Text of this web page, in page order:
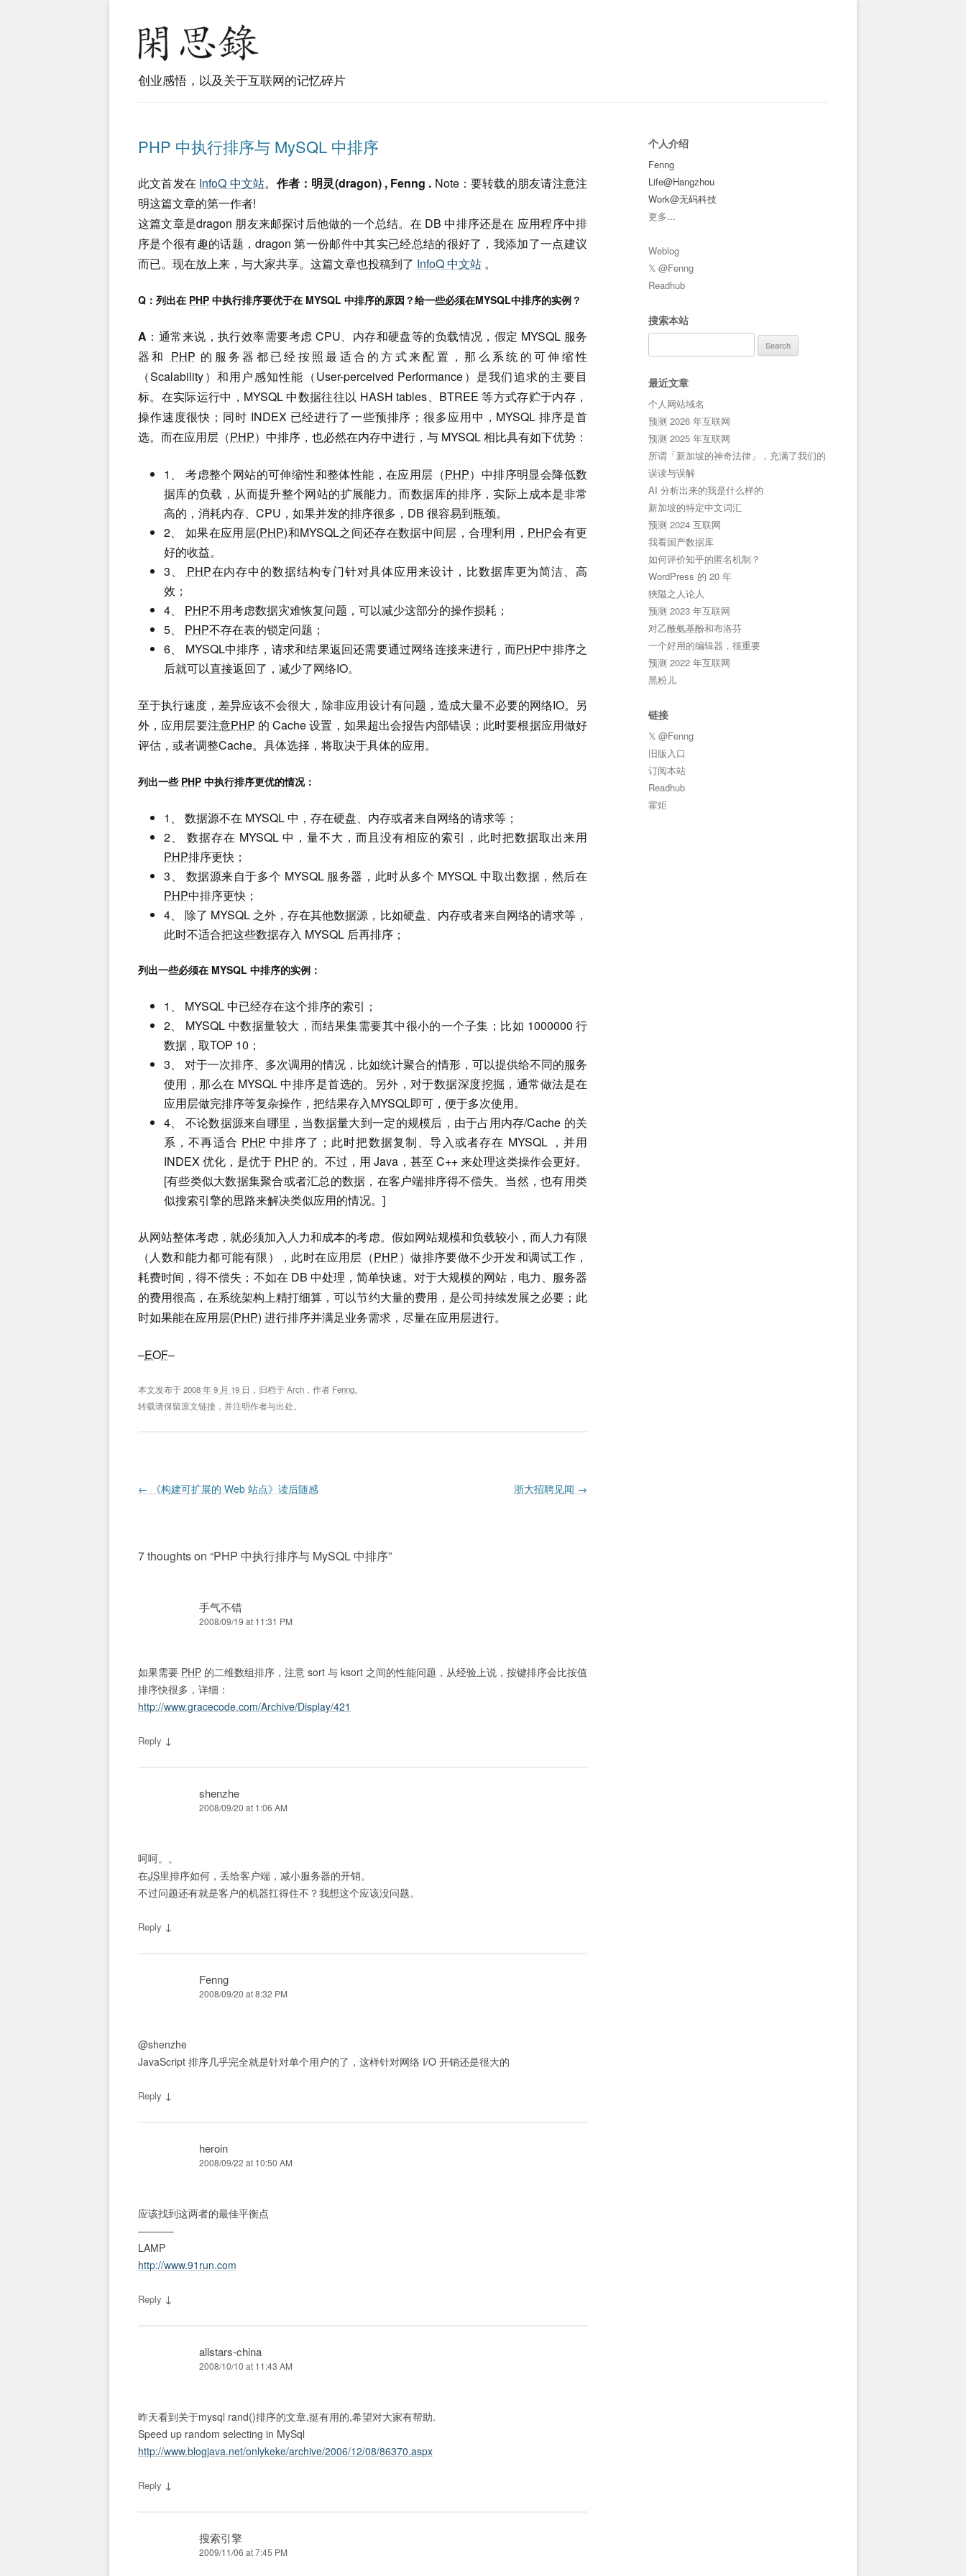
创业感悟，以及关于互联网的记忆碎片
PHP 中执行排序与 MySQL 中排序
此文首发在 InfoQ 中文站。 作者：明灵(dragon) , Fenng . Note：要转载的朋友请注意注
明这篇文章的第一作者!
这篇文章是dragon 朋友来邮探讨后他做的一个总结。在 DB 中排序还是在 应用程序中排
序是个很有趣的话题，dragon 第一份邮件中其实已经总结的很好了，我添加了一点建议
而已。现在放上来，与大家共享。这篇文章也投稿到了 InfoQ 中文站 。
Q：列出在 PHP 中执行排序要优于在 MYSQL 中排序的原因？给一些必须在MYSQL中排序的实例？
A ：通常来说，执行效率需要考虑 CPU、内存和硬盘等的负载情况，假定 MYSQL 服务
器和 PHP 的服务器都已经按照最适合的方式来配置，那么系统的可伸缩性
（Scalability）和用户感知性能（User-perceived Performance）是我们追求的主要目
标。在实际运行中，MYSQL 中数据往往以 HASH tables、BTREE 等方式存贮于内存，
操作速度很快；同时 INDEX 已经进行了一些预排序；很多应用中，MYSQL 排序是首
选。而在应用层（PHP）中排序，也必然在内存中进行，与 MYSQL 相比具有如下优势：
1、 考虑整个网站的可伸缩性和整体性能，在应用层（PHP）中排序明显会降低数
据库的负载，从而提升整个网站的扩展能力。而数据库的排序，实际上成本是非常
高的，消耗内存、CPU，如果并发的排序很多，DB 很容易到瓶颈。
2、 如果在应用层(PHP)和MYSQL之间还存在数据中间层，合理利用， PHP会有更
好的收益。
3、 PHP在内存中的数据结构专门针对具体应用来设计，比数据库更为简洁、高
效；
4、 PHP不用考虑数据灾难恢复问题，可以减少这部分的操作损耗；
5、 PHP不存在表的锁定问题；
6、 MYSQL中排序，请求和结果返回还需要通过网络连接来进行，而PHP中排序之
后就可以直接返回了，减少了网络IO。
至于执行速度，差异应该不会很大，除非应用设计有问题，造成大量不必要的网络IO。另
外，应用层要注意PHP 的 Cache 设置，如果超出会报告内部错误；此时要根据应用做好
评估，或者调整Cache。具体选择，将取决于具体的应用。
列出一些 PHP 中执行排序更优的情况：
1、 数据源不在 MYSQL 中，存在硬盘、内存或者来自网络的请求等；
2、 数据存在 MYSQL 中，量不大，而且没有相应的索引，此时把数据取出来用
PHP排序更快；
3、 数据源来自于多个 MYSQL 服务器，此时从多个 MYSQL 中取出数据，然后在
PHP中排序更快；
4、 除了 MYSQL 之外，存在其他数据源，比如硬盘、内存或者来自网络的请求等，
此时不适合把这些数据存入 MYSQL 后再排序；
列出一些必须在 MYSQL 中排序的实例：
1、 MYSQL 中已经存在这个排序的索引；
2、 MYSQL 中数据量较大，而结果集需要其中很小的一个子集；比如 1000000 行
数据，取TOP 10；
3、 对于一次排序、多次调用的情况，比如统计聚合的情形，可以提供给不同的服务
使用，那么在 MYSQL 中排序是首选的。另外，对于数据深度挖掘，通常做法是在
应用层做完排序等复杂操作，把结果存入MYSQL即可，便于多次使用。
4、 不论数据源来自哪里，当数据量大到一定的规模后，由于占用内存/Cache 的关
系，不再适合 PHP 中排序了；此时把数据复制、导入或者存在 MYSQL ，并用
INDEX 优化，是优于 PHP 的。不过，用 Java，甚至 C++ 来处理这类操作会更好。
[有些类似大数据集聚合或者汇总的数据，在客户端排序得不偿失。当然，也有用类
似搜索引擎的思路来解决类似应用的情况。]
从网站整体考虑，就必须加入人力和成本的考虑。假如网站规模和负载较小，而人力有限
（人数和能力都可能有限），此时在应用层（PHP）做排序要做不少开发和调试工作，
耗费时间，得不偿失；不如在 DB 中处理，简单快速。对于大规模的网站，电力、服务器
的费用很高，在系统架构上精打细算，可以节约大量的费用，是公司持续发展之必要；此
时如果能在应用层(PHP) 进行排序并满足业务需求，尽量在应用层进行。
–EOF–
本文发布于2008 年 9 月 19 日 ，归档于Arch ，作者 Fenng。
转载请保留原文链接，并注明作者与出处。
Post navigation
← 《构建可扩展的 Web 站点》读后随感 浙大招聘见闻 →
7 thoughts on “PHP 中执行排序与 MySQL 中排序”
手气不错
2008/09/19 at 11:31 PM
如果需要 PHP 的二维数组排序，注意 sort 与 ksort 之间的性能问题，从经验上说，按键排序会比按值
排序快很多，详细：
http://www.gracecode.com/Archive/Display/421
Reply ↓
shenzhe
2008/09/20 at 1:06 AM
呵呵。。
在JS里排序如何，丢给客户端，减小服务器的开销。
不过问题还有就是客户的机器扛得住不？我想这个应该没问题。
Reply ↓
Fenng
2008/09/20 at 8:32 PM
@shenzhe
JavaScript 排序几乎完全就是针对单个用户的了，这样针对网络 I/O 开销还是很大的
Reply ↓
heroin
2008/09/22 at 10:50 AM
应该找到这两者的最佳平衡点
———–
LAMP
http://www.91run.com
Reply ↓
allstars-china
2008/10/10 at 11:43 AM
昨天看到关于mysql rand()排序的文章,挺有用的,希望对大家有帮助.
Speed up random selecting in MySql
http://www.blogjava.net/onlykeke/archive/2006/12/08/86370.aspx
Reply ↓
搜索引擎
2009/11/06 at 7:45 PM
个人介绍
Fenng
Life@Hangzhou
Work@无码科技
更多...
Weblog
𝕏 @Fenng
Readhub
搜索本站
for:
最近文章
个人网站域名
预测 2026 年互联网
预测 2025 年互联网
所谓「新加坡的神奇法律」，充满了我们的
误读与误解
AI 分析出来的我是什么样的
新加坡的特定中文词汇
预测 2024 互联网
我看国产数据库
如何评价知乎的匿名机制？
WordPress 的 20 年
狹隘之人论人
预测 2023 年互联网
对乙酰氨基酚和布洛芬
一个好用的编辑器，很重要
预测 2022 年互联网
黑粉儿
链接
𝕏 @Fenng
旧版入口
订阅本站
Readhub
霍炬